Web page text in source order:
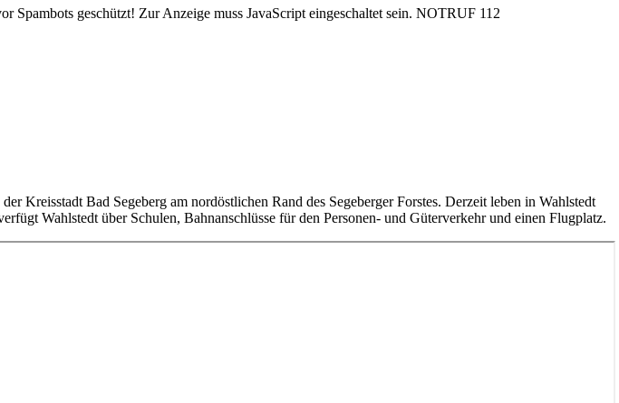
Spambots geschützt! Zur Anzeige muss JavaScript eingeschaltet sein. NOTRUF 112
Kreisstadt Bad Segeberg am nordöstlichen Rand des Segeberger Forstes. Derzeit leben in Wahlstedt
Wahlstedt über Schulen, Bahnanschlüsse für den Personen- und Güterverkehr und einen Flugplatz.